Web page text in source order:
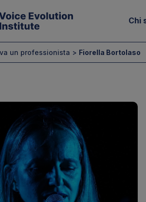
Chi
un professionista > Fiorella Bortolaso